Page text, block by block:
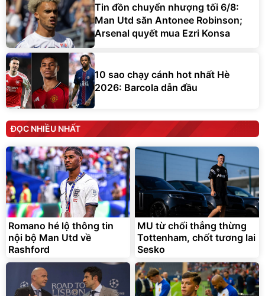
Tin đồn chuyển nhượng tối 6/8:
Man Utd săn Antonee Robinson;
Arsenal quyết mua Ezri Konsa
10 sao chạy cánh hot nhất Hè
2026: Barcola dẫn đầu
ĐỌC NHIỀU NHẤT
Romano hé lộ thông tin
nội bộ Man Utd về
Rashford
MU từ chối thẳng thừng
Tottenham, chốt tương lai
Sesko